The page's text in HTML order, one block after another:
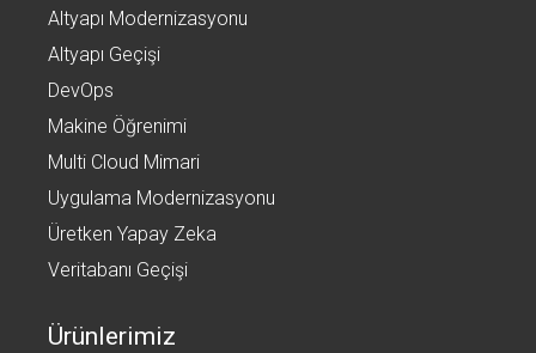
Altyapı Modernizasyonu
Altyapı Geçişi
DevOps
Makine Öğrenimi
Multi Cloud Mimari
Uygulama Modernizasyonu
Üretken Yapay Zeka
Veritabanı Geçişi
Ürünlerimiz